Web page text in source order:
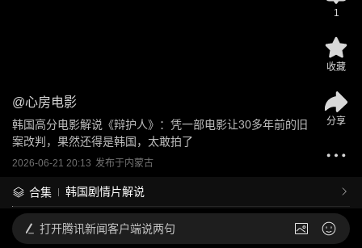
@心房电影
韩国高分电影解说《辩护人》：凭一部电影让30多年前的旧
案改判，果然还得是韩国，太敢拍了
2026-06-21 20:13 发布于内蒙古
合集 韩国剧情片解说
1
收藏
分享
打开腾讯新闻客户端说两句